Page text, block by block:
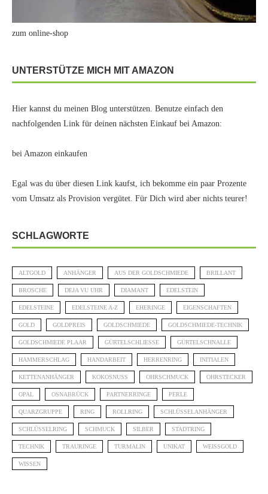
zum online-shop
UNTERSTÜTZE MICH MIT AMAZON
Hier kannst du meinen Blog unterstützen. Benutze einfach den
nachfolgenden Link für deinen nächsten Einkauf bei Amazon:
bei Amazon einkaufen
Egal was du über diesen Link kaufst, ich bekomme ein paar Prozente
vom Umsatz als Provision vergütet. Für Dich wird aber nichts teurer!
SCHLAGWORTE
ALTGOLD ANHÄNGER AUS DER GOLDSCHMIEDE BRILLANT
BROSCHE DEJA VU UHR DIAMANT EDELSTEIN
EDELSTEINE EDELSTEINE A-Z EHERINGE EIGENSCHAFTEN
GOLD GOLDPREIS GOLDSCHMIEDE GOLDSCHMIEDE-TECHNIK
GOLDSCHMIEDE PLAAR GÜRTELSCHLIESSE GÜRTELSCHNALLE
HAMMERSCHLAG HANDARBEIT HERRENRING INITIALEN
KETTENANHÄNGER KOKOSNUSS OHRSCHMUCK OHRSTECKER
OPAL OSNABRÜCK PARTNERRINGE PERLE
QUARZGRUPPE RING ROLLRING SCHLÜSSELANHÄNGER
SCHLÜSSELRING SCHMUCK SILBER STADTRING
TECHNIK TRAURINGE TURMALIN UNIKAT WEISSGOLD
WISSEN